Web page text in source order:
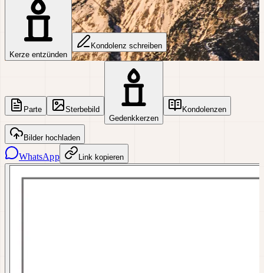
Kerze entzünden
Kondolenz schreiben
Parte
Sterbebild
Gedenkkerzen
Kondolenzen
Bilder hochladen
WhatsApp Link kopieren